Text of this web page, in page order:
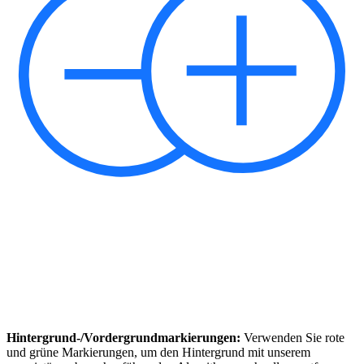
Hintergrund-/Vordergrundmarkierungen: Verwenden Sie rote
und grüne Markierungen, um den Hintergrund mit unserem